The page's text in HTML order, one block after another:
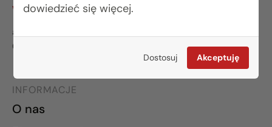
dowiedzieć się więcej.
Dostosuj Akceptuję
warszawa@rogowskidevelopment.pl
al. Wilanowska 67E lok. U5
02-765 Warszawa
INFORMACJE
O nas